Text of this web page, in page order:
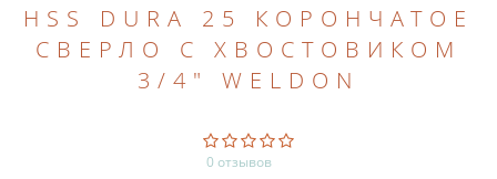
HSS DURA 25 КОРОНЧАТОЕ
СВЕРЛО С ХВОСТОВИКОМ
3/4" WELDON
0 отзывов